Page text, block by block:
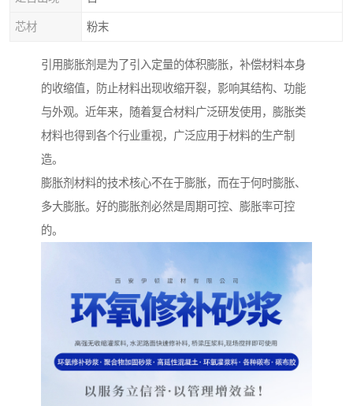
芯材 粉末
引用膨胀剂是为了引入定量的体积膨胀，补偿材料本身
的收缩值，防止材料出现收缩开裂，影响其结构、功能
与外观。近年来，随着复合材料广泛研发使用，膨胀类
材料也得到各个行业重视，广泛应用于材料的生产制
造。
膨胀剂材料的技术核心不在于膨胀，而在于何时膨胀、
多大膨胀。好的膨胀剂必然是周期可控、膨胀率可控
的。